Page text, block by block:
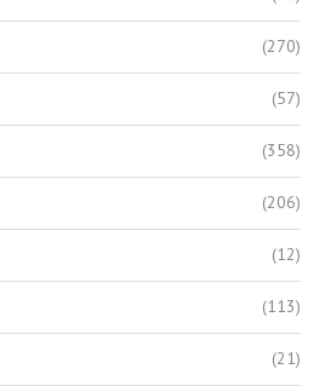
(270)
(57)
(358)
(206)
(12)
(113)
(21)